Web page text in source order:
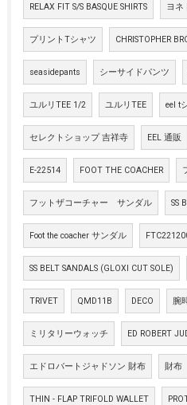
RELAX FIT S/S BASQUE SHIRTS ヨネ
プリントTシャツ CHRISTOPHER
seasidepants シーサイドパンツ
ユルリTEE 1/2 ユルリTEE eel t
セレクトショップ 吉祥寺 EEL 通販
E-22514 FOOT THE COACHER
フットザコーチャー サンダル SS
Foot the coacher サンダル
SS BELT SANDALS (GLOXI CUT SOLE)
TRIVET QMD11B DECO 腕
ミリタリーウォッチ ED ROBERT
エドロバートジャドソン 財布 財布
THIN - FLAP TRIFOLD WALLET